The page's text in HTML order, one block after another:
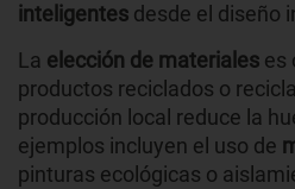
inteligentes desde el diseño
La elección de materiales es
productos reciclados o
producción local reduce la
ejemplos incluyen el uso de
pinturas ecológicas o